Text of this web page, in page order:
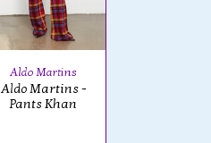
Aldo Martins
Aldo Martins -
Pants Khan